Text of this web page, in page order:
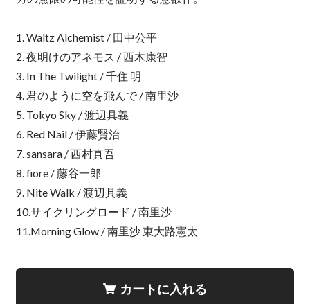
1. Waltz Alchemist / 田中公平
2. 夜明けのアネモス / 西木康智
3. In The Twilight / 千住 明
4. 君のように空を飛んで / 南里沙
5. Tokyo Sky / 渡辺具義
6. Red Nail / 伊藤賢治
7. sansara / 西村真吾
8. fiore / 藤谷一郎
9. Nite Walk / 渡辺具義
10.サイクリングロード / 南里沙
11.Morning Glow / 南里沙 東大路憲太
カートに入れる